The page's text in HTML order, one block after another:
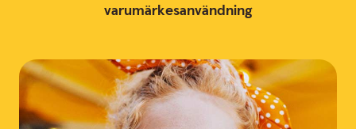
varumärkesanvändning